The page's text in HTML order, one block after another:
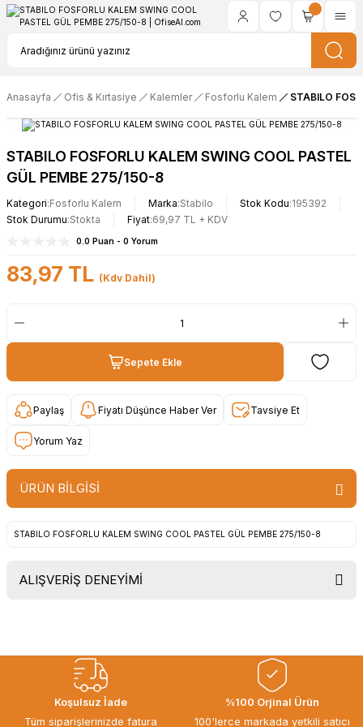
Anasayfa Ofis & Kırtasiye Kalemler Fosforlu Kalem STABILO
STABILO FOSFORLU KALEM SWING COOL PASTEL
GÜL PEMBE 275/150-8
Kategori Fosforlu Kalem Marka Stabilo Stok Kodu 195392
Stok Durumu Stokta Fiyat 69,97 TL + KDV
0.0 Puan - 0 Yorum
83,97 TL (Kdv Dahil)
Sepete Ekle
Paylaş Fiyatı Düşünce Haber Ver Tavsiye Et
Yorum Yaz
ÜRÜN BİLGİSİ
STABILO FOSFORLU KALEM SWING COOL PASTEL GÜL PEMBE 275/150-8
ALIŞVERİŞ DENEYİMİ
gorusmek uzere, hayirli ve bol
kazanclar dilerim.
İbrahim Ertuğrul ARSLANOĞLU |
Koşulsuz İade
Tüm siparişlerinizde fatura
%100 Orjinal Ürün
100'lerce markada yetkili satıcı